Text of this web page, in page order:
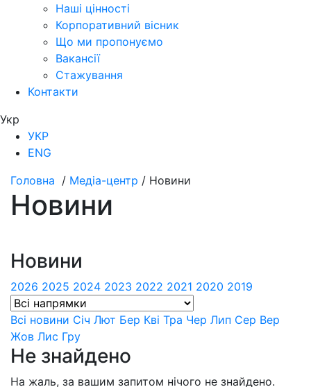
Наші цінності
Корпоративний вісник
Що ми пропонуємо
Вакансії
Стажування
Контакти
Укр
УКР
ENG
Головна / Медіа-центр / Новини
Новини
Новини
2026 2025 2024 2023 2022 2021 2020 2019
Всі новини Сiч Лют Бер Квi Тра Чер Лип Сер Вер
Жов Лис Гру
Не знайдено
На жаль, за вашим запитом нічого не знайдено.